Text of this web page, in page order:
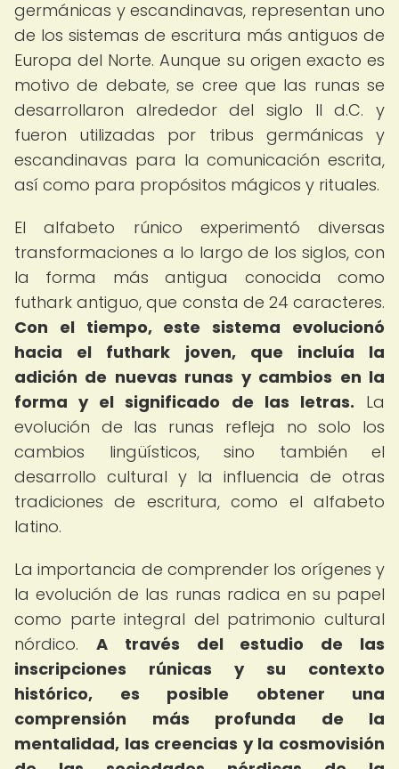
germánicas y escandinavas, representan uno
de los sistemas de escritura más antiguos de
Europa del Norte. Aunque su origen exacto es
motivo de debate, se cree que las runas se
desarrollaron alrededor del siglo II d.C. y
fueron utilizadas por tribus germánicas y
escandinavas para la comunicación escrita,
así como para propósitos mágicos y rituales.
El alfabeto rúnico experimentó diversas
transformaciones a lo largo de los siglos, con
la forma más antigua conocida como
futhark antiguo, que consta de 24 caracteres.
Con el tiempo, este sistema evolucionó
hacia el futhark joven, que incluía la
adición de nuevas runas y cambios en la
forma y el significado de las letras. La
evolución de las runas refleja no solo los
cambios lingüísticos, sino también el
desarrollo cultural y la influencia de otras
tradiciones de escritura, como el alfabeto
latino.
La importancia de comprender los orígenes y
la evolución de las runas radica en su papel
como parte integral del patrimonio cultural
nórdico. A través del estudio de las
inscripciones rúnicas y su contexto
histórico, es posible obtener una
comprensión más profunda de la
mentalidad, las creencias y la cosmovisión